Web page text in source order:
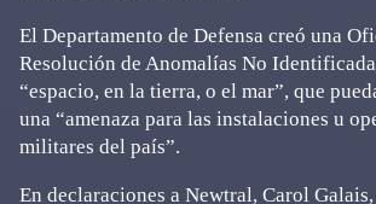
El Departamento de Defensa creó una
Resolución de Anomalías No
“espacio, en la tierra, o el mar”, que
una “amenaza para las instalaciones u
militares del país”.
En declaraciones a Newtral, Carol